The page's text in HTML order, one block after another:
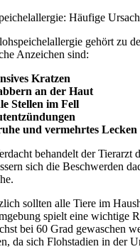
Häufige
gehört zu
Anzeichen sind:
Kratzen
an der Haut
Stellen im Fell
und vermehrtes Lecken
behandelt der Tierarzt
sich die Beschwerden
sollten alle Tiere im
spielt eine wichtige
bei 60 Grad gewaschen
da sich Flohstadien in der